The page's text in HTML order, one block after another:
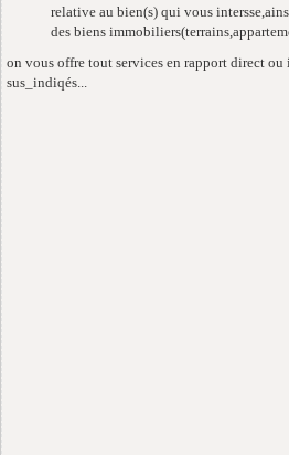
relative au bien(s) qui vous
des biens
on vous offre tout services en rapport direct ou
sus_indiqés...